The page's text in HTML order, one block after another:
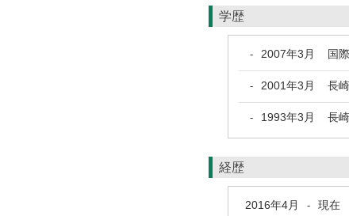
学歴
- 2007年3月 国際
- 2001年3月 長崎
- 1993年3月 長崎
経歴
2016年4月 - 現在